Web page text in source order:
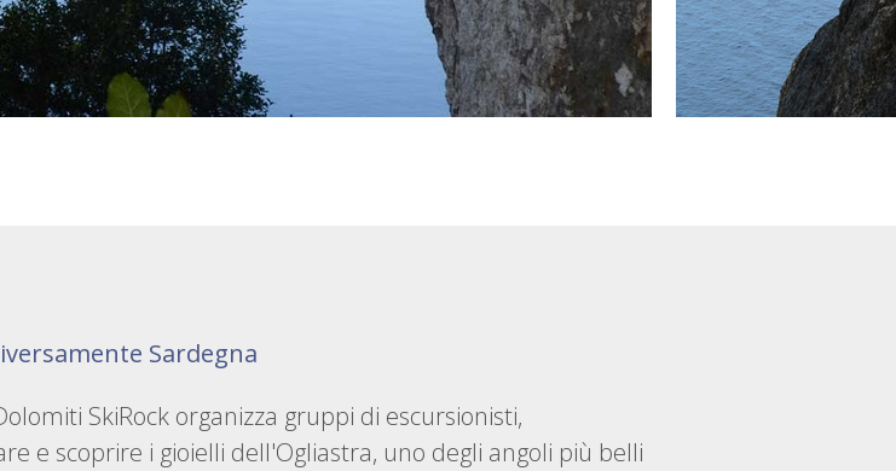
Sardegna
SkiRock organizza gruppi di escursionisti,
e scoprire i gioielli dell'Ogliastra, uno degli angoli più belli